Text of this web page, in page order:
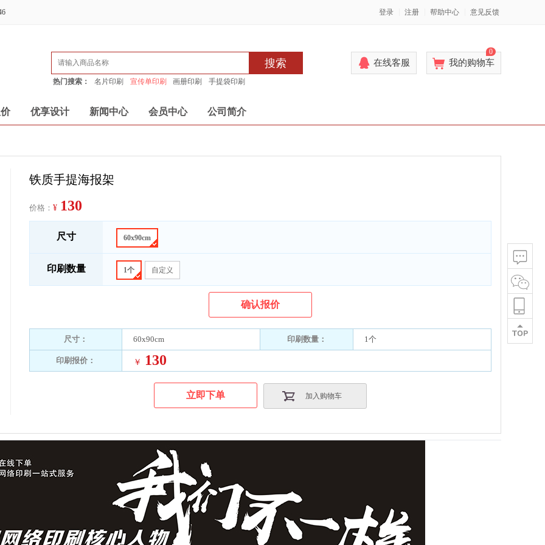
登录 注册 帮助中心 意见反馈
搜索
热门搜索： 名片印刷 宣传单印刷 画册印刷 手提袋印刷
在线客服 我的购物车
0
优享设计 新闻中心 会员中心 公司简介
铁质手提海报架
价格： ¥ 130
尺寸 60x90cm
印刷数量 1个 自定义
确认报价
尺寸： 60x90cm 印刷数量： 1个
印刷报价： ￥ 130
立即下单 加入购物车